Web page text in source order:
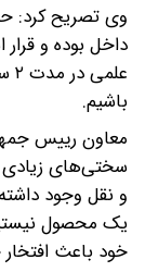
داخل بوده و
باشیم.
معاون رییس
سختی‌های زیادی
و نقل وجود داشته
یک محصول
خود باعث